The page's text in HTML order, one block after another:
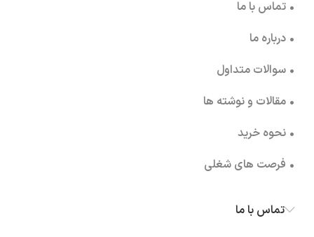
• تماس با ما
• درباره ما
• سوالات متداول
• مقالات و نوشته ها
• نحوه خرید
• فرصت های شغلی
تماس با ما